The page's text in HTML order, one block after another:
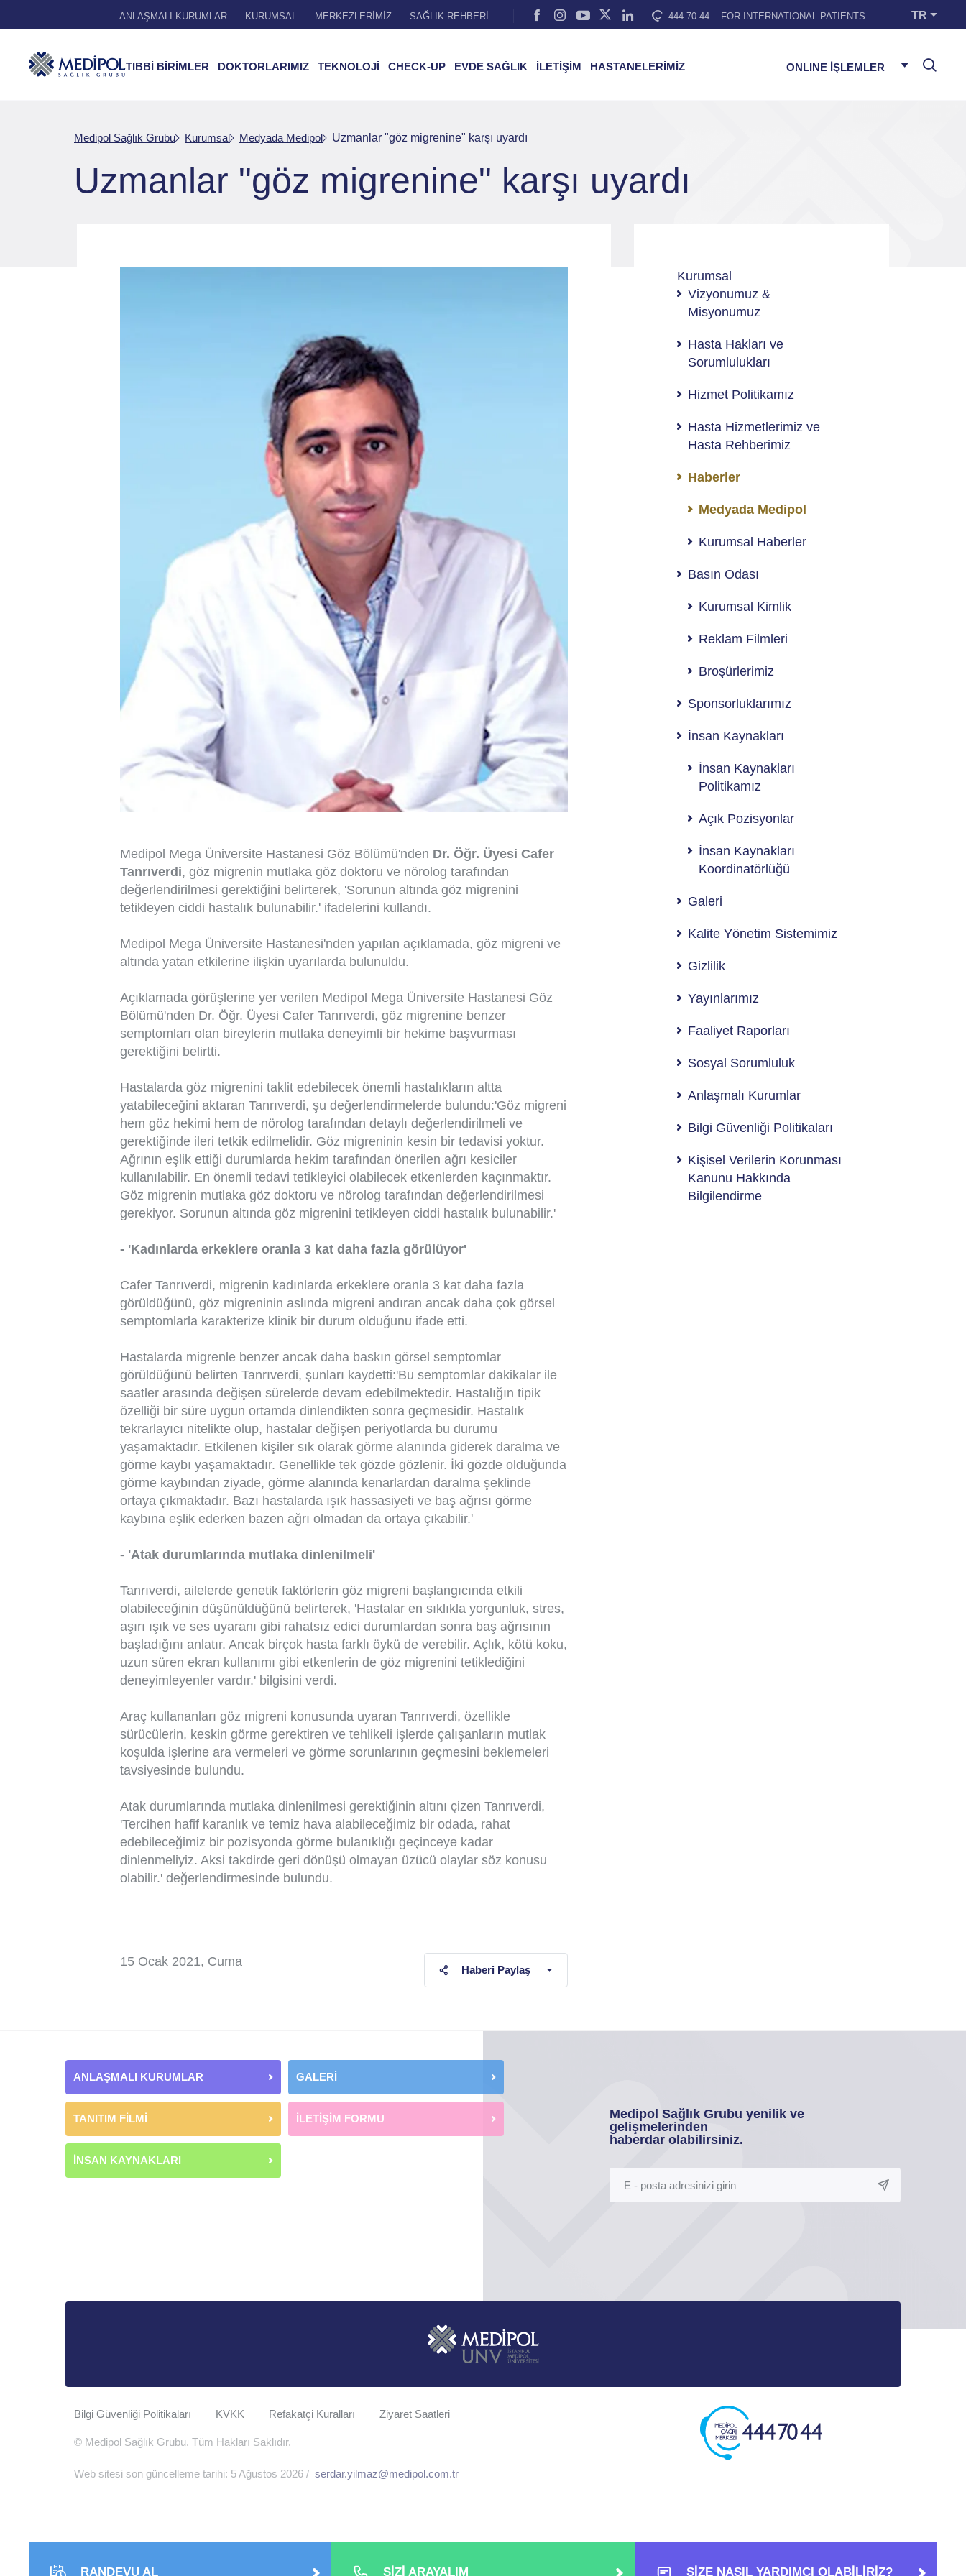
ANLAŞMALI KURUMLAR KURUMSAL MERKEZLERİMİZ SAĞLIK REHBERİ 444 70 44 FOR INTERNATIONAL PATIENTS TR
TIBBİ BİRİMLER DOKTORLARIMIZ TEKNOLOJİ CHECK-UP EVDE SAĞLIK İLETİŞİM HASTANELERİMİZ ONLINE İŞLEMLER
Medipol Sağlık Grubu Kurumsal Medyada Medipol Uzmanlar "göz migrenine" karşı uyardı
Uzmanlar "göz migrenine" karşı uyardı
Medipol Mega Üniversite Hastanesi Göz Bölümü'nden Dr. Öğr. Üyesi Cafer
Tanrıverdi, göz migrenin mutlaka göz doktoru ve nörolog tarafından
değerlendirilmesi gerektiğini belirterek, 'Sorunun altında göz migrenini
tetikleyen ciddi hastalık bulunabilir.' ifadelerini kullandı.
Medipol Mega Üniversite Hastanesi'nden yapılan açıklamada, göz migreni ve
altında yatan etkilerine ilişkin uyarılarda bulunuldu.
Açıklamada görüşlerine yer verilen Medipol Mega Üniversite Hastanesi Göz
Bölümü'nden Dr. Öğr. Üyesi Cafer Tanrıverdi, göz migrenine benzer
semptomları olan bireylerin mutlaka deneyimli bir hekime başvurması
gerektiğini belirtti.
Hastalarda göz migrenini taklit edebilecek önemli hastalıkların altta
yatabileceğini aktaran Tanrıverdi, şu değerlendirmelerde bulundu:'Göz migreni
hem göz hekimi hem de nörolog tarafından detaylı değerlendirilmeli ve
gerektiğinde ileri tetkik edilmelidir. Göz migreninin kesin bir tedavisi yoktur.
Ağrının eşlik ettiği durumlarda hekim tarafından önerilen ağrı kesiciler
kullanılabilir. En önemli tedavi tetikleyici olabilecek etkenlerden kaçınmaktır.
Göz migrenin mutlaka göz doktoru ve nörolog tarafından değerlendirilmesi
gerekiyor. Sorunun altında göz migrenini tetikleyen ciddi hastalık bulunabilir.'
- 'Kadınlarda erkeklere oranla 3 kat daha fazla görülüyor'
Cafer Tanrıverdi, migrenin kadınlarda erkeklere oranla 3 kat daha fazla
görüldüğünü, göz migreninin aslında migreni andıran ancak daha çok görsel
semptomlarla karakterize klinik bir durum olduğunu ifade etti.
Hastalarda migrenle benzer ancak daha baskın görsel semptomlar
görüldüğünü belirten Tanrıverdi, şunları kaydetti:'Bu semptomlar dakikalar ile
saatler arasında değişen sürelerde devam edebilmektedir. Hastalığın tipik
özelliği bir süre uygun ortamda dinlendikten sonra geçmesidir. Hastalık
tekrarlayıcı nitelikte olup, hastalar değişen periyotlarda bu durumu
yaşamaktadır. Etkilenen kişiler sık olarak görme alanında giderek daralma ve
görme kaybı yaşamaktadır. Genellikle tek gözde gözlenir. İki gözde olduğunda
görme kaybından ziyade, görme alanında kenarlardan daralma şeklinde
ortaya çıkmaktadır. Bazı hastalarda ışık hassasiyeti ve baş ağrısı görme
kaybına eşlik ederken bazen ağrı olmadan da ortaya çıkabilir.'
- 'Atak durumlarında mutlaka dinlenilmeli'
Tanrıverdi, ailelerde genetik faktörlerin göz migreni başlangıcında etkili
olabileceğinin düşünüldüğünü belirterek, 'Hastalar en sıklıkla yorgunluk, stres,
aşırı ışık ve ses uyaranı gibi rahatsız edici durumlardan sonra baş ağrısının
başladığını anlatır. Ancak birçok hasta farklı öykü de verebilir. Açlık, kötü koku,
uzun süren ekran kullanımı gibi etkenlerin de göz migrenini tetiklediğini
deneyimleyenler vardır.' bilgisini verdi.
Araç kullananları göz migreni konusunda uyaran Tanrıverdi, özellikle
sürücülerin, keskin görme gerektiren ve tehlikeli işlerde çalışanların mutlak
koşulda işlerine ara vermeleri ve görme sorunlarının geçmesini beklemeleri
tavsiyesinde bulundu.
Atak durumlarında mutlaka dinlenilmesi gerektiğinin altını çizen Tanrıverdi,
'Tercihen hafif karanlık ve temiz hava alabileceğimiz bir odada, rahat
edebileceğimiz bir pozisyonda görme bulanıklığı geçinceye kadar
dinlenmeliyiz. Aksi takdirde geri dönüşü olmayan üzücü olaylar söz konusu
olabilir.' değerlendirmesinde bulundu.
15 Ocak 2021, Cuma
Haberi Paylaş
Kurumsal
Vizyonumuz &
Misyonumuz
Hasta Hakları ve
Sorumlulukları
Hizmet Politikamız
Hasta Hizmetlerimiz ve
Hasta Rehberimiz
Haberler
Medyada Medipol
Kurumsal Haberler
Basın Odası
Kurumsal Kimlik
Reklam Filmleri
Broşürlerimiz
Sponsorluklarımız
İnsan Kaynakları
İnsan Kaynakları
Politikamız
Açık Pozisyonlar
İnsan Kaynakları
Koordinatörlüğü
Galeri
Kalite Yönetim Sistemimiz
Gizlilik
Yayınlarımız
Faaliyet Raporları
Sosyal Sorumluluk
Anlaşmalı Kurumlar
Bilgi Güvenliği Politikaları
Kişisel Verilerin Korunması
Kanunu Hakkında
Bilgilendirme
ANLAŞMALI KURUMLAR GALERİ
TANITIM FİLMİ İLETİŞİM FORMU
İNSAN KAYNAKLARI
Medipol Sağlık Grubu yenilik ve
gelişmelerinden
haberdar olabilirsiniz.
Bilgi Güvenliği Politikaları KVKK Refakatçi Kuralları Ziyaret Saatleri
© Medipol Sağlık Grubu. Tüm Hakları Saklıdır.
Web sitesi son güncelleme tarihi: 5 Ağustos 2026 / serdar.yilmaz@medipol.com.tr
RANDEVU AL SİZİ ARAYALIM SİZE NASIL YARDIMCI OLABİLİRİZ?